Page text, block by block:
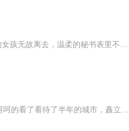
【内容介绍】令人闻风丧胆的一代‘杀神’回归都市，成为天才女总裁的佣兵。心仪的女孩无故离去，温柔的秘书表里不一，俏丽的小魔女诡计频频……是命运的安排，还是人为的设计？ 陈奇身边美女如云，挥手搅动都市风云，轻松纵横四方无敌！【作者简介】我域我行，山西繁峙人，酷匠网签约驻站名家，其作品《女总裁的神级佣兵》长期处于销售、人气双榜前列，在酷匠网总点击量已达1.3亿，获得2万粉丝的追书。他擅长都市兵王类题材作品创作，对热血情仇等元素掌控十分到位，本人有极为丰富的创作经历，写作经...
一架从法国巴黎飞往魔都的波音747起飞，满载乘客。 经济舱中。 叶勋笑呵呵的看了看待了半年的城市，矗立在维纳河畔的埃菲尔铁塔逐渐缩小，即将变成蚂蚁。 他收回视线，看向窗外，虎目中闪过希冀之色。 手中把玩着一块深蓝色玉佩，温柔抚摸着。...